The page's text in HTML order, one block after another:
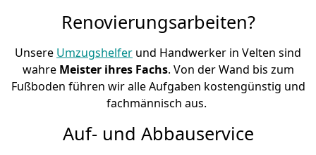
Renovierungsarbeiten?
Unsere Umzugshelfer und Handwerker in Velten sind
wahre Meister ihres Fachs. Von der Wand bis zum
Fußboden führen wir alle Aufgaben kostengünstig und
fachmännisch aus.
Auf- und Abbauservice